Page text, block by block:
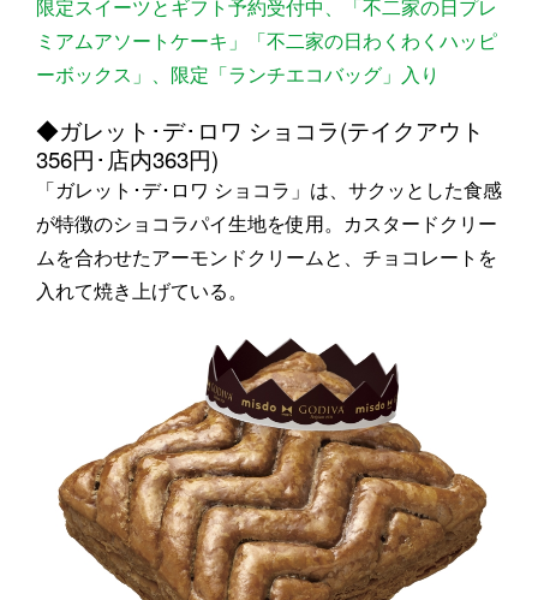
限定スイーツとギフト予約受付中、「不二家の日プレ
ミアムアソートケーキ」「不二家の日わくわくハッピ
ーボックス」、限定「ランチエコバッグ」入り
◆ガレット･デ･ロワ ショコラ(テイクアウト
356円･店内363円)
「ガレット･デ･ロワ ショコラ」は、サクッとした食感
が特徴のショコラパイ生地を使用。カスタードクリー
ムを合わせたアーモンドクリームと、チョコレートを
入れて焼き上げている。